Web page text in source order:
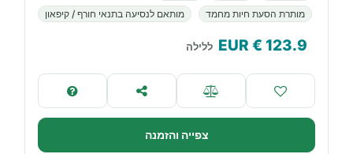
מותרת הסעת חיות מחמד
מותאם לנסיעה בתנאי חורף / קיפאון
123.9
€ EUR ללילה
צפייה והזמנה